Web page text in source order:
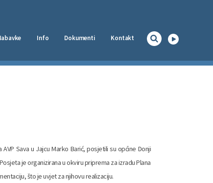
Kontakt
Dokumenti
Info
Sava u Jajcu Marko Barić, posjetili su općine Donji
je organizirana u okviru priprema za izradu Plana
što je uvjet za njihovu realizaciju.